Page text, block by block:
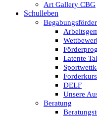
Art Gallery CBG
Schulleben
Latente
DELF
Unsere
Beratung